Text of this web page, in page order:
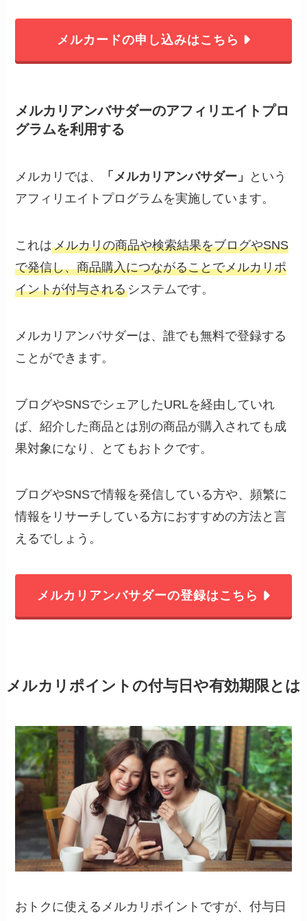
メルカードの申し込みはこちら
メルカリアンバサダーのアフィリエイトプロ
グラムを利用する
メルカリでは、 「メルカリアンバサダー」
という
アフィリエイトプログラムを実施しています。
これはメルカリの商品や検索結果をブログやSNS
で発信し、商品購入につながることでメルカリポ
イントが付与されるシステムです。
メルカリアンバサダーは、誰でも無料で登録する
ことができます。
ブログやSNSでシェアしたURLを経由していれ
ば、紹介した商品とは別の商品が購入されても成
果対象になり、とてもおトクです。
ブログやSNSで情報を発信している方や、頻繁に
情報をリサーチしている方におすすめの方法と言
えるでしょう。
メルカリアンバサダーの登録はこちら
メルカリポイントの付与日や有効期限とは
おトクに使えるメルカリポイントですが、付与日